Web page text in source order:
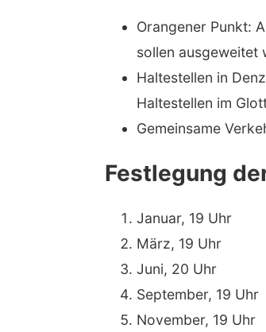
Orangener Punkt:
sollen ausgeweitet
Haltestellen in
Haltestellen im
Gemeinsame
Festlegung
Januar, 19 Uhr
März, 19 Uhr
Juni, 20 Uhr
September, 19 Uhr
November, 19 Uhr